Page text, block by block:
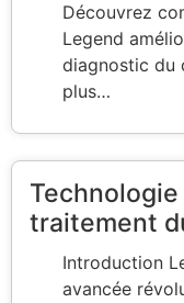
Découvrez
Legend
diagnostic du
plus…
traitement
Introduction
avancée